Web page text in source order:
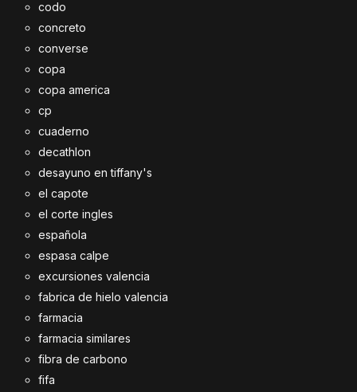
codo
concreto
converse
copa
copa america
cp
cuaderno
decathlon
desayuno en tiffany's
el capote
el corte ingles
española
espasa calpe
excursiones valencia
fabrica de hielo valencia
farmacia
farmacia similares
fibra de carbono
fifa